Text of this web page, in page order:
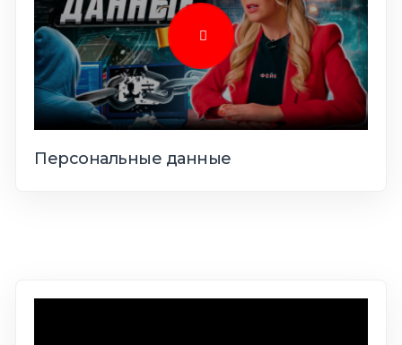
Персональные данные